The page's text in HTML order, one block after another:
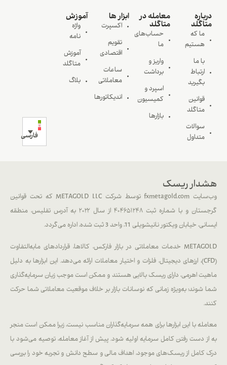
درباره
متاگلد
ما که
هستیم
با ما
ارتباط
بگیرید
قوانین
متاگلد
سوالات
متداول
معامله در
متاگلد
حساب‌های
ما
واریز و
برداشت
اسپرد و
کمیسیون
بازارها
ابزار ها
اکسپرت
تقویم
اقتصادی
ساعات
معاملاتی
اندیکاتورها
آموزش
واژه
نامه
آموزش
متاگلد
بلاگ
فارسی
هشدار ریسک
وب‌سایت fxmetagold.com توسط شرکت METAGOLD LLC که تحت قوانین
گرجستان و با شماره ثبت ۴۰۴۶۵۱۲۴۸ از سال ۲۰۲۲ به آدرس تفلیس، منطقه
ایسانی، خیابان ویکتور نانیشویلی 11، واحد 3 ثبت شده، اداره می‌گردد.
METAGOLD خدمات معاملاتی در بازار فارکس، کالاها، قراردادهای مابه‌التفاوت
(CFD)، ارزهای دیجیتال، فلزات و اختیار معاملات ارائه می‌دهد. این ابزارها به دلیل
ماهیت اهرمی، دارای ریسک بالایی هستند و ممکن است موجب زیان سرمایه‌گذاری
شما شوند؛ به‌ویژه زمانی که نوسانات بازار بر خلاف موقعیت معاملاتی شما حرکت
کنند.
معامله با این ابزارها برای همه سرمایه‌گذاران مناسب نیست، زیرا ممکن است منجر
به از دست رفتن کامل سرمایه اولیه شود. پیش از آغاز معامله، توصیه می‌شود با
درک کامل از ریسک‌های موجود، اهداف مالی و سطح دانش و تجربه خود را بررسی